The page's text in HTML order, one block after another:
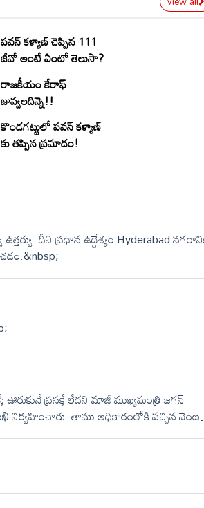
పవన్ కళ్యాణ్ చెప్పిన 111
జీవో అంటే ఏంటో తెలుసా?
రాజకీయం కేరాఫ్
జువ్వలదిన్నె!!
కొండగట్టులో పవన్ కళ్యాణ్
కు తప్పిన ప్రమాదం!
దీని ప్రధాన ఉద్దేశ్యం Hyderabad
ప్రసక్తే లేదని మాజీ ముఖ్యమంత్రి జగన్
నిర్వహించారు. తాము అధికారంలోకి వచ్చిన
తమ సమస్యలు చెప్పుకునేందుకు